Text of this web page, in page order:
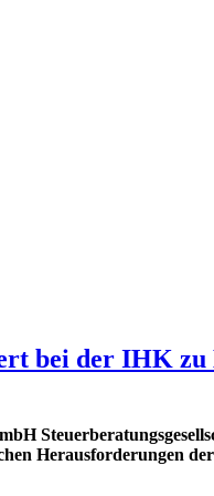
bei der IHK zu
Herausforderungen